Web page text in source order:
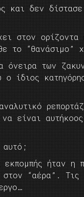
και δεν
στον
το “θανάσιμο”
όνειρα των
ο ίδιος
είναι
αυτό;
ήταν η
στον “αέρα”. Τις